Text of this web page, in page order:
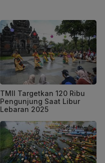
TMII Targetkan 120 Ribu
Pengunjung Saat Libur
Lebaran 2025